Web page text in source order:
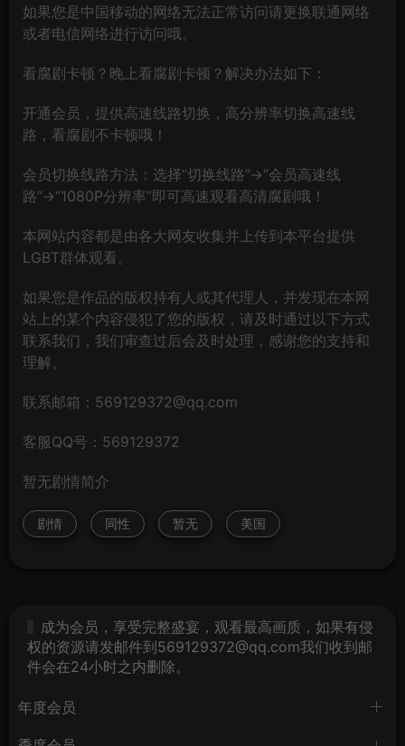
如果您是中国移动的网络无法正常访问请更换联通网络
或者电信网络进行访问哦。
看腐剧卡顿？晚上看腐剧卡顿？解决办法如下：
开通会员，提供高速线路切换，高分辨率切换高速线
路，看腐剧不卡顿哦！
会员切换线路方法：选择“切换线路”→“会员高速线
路”→“1080P分辨率”即可高速观看高清腐剧哦！
本网站内容都是由各大网友收集并上传到本平台提供
LGBT群体观看。
如果您是作品的版权持有人或其代理人，并发现在本网
站上的某个内容侵犯了您的版权，请及时通过以下方式
联系我们，我们审查过后会及时处理，感谢您的支持和
理解。
联系邮箱：569129372@qq.com
客服QQ号：569129372
暂无剧情简介
剧情 同性 暂无 美国
成为会员，享受完整盛宴，观看最高画质，如果有侵
权的资源请发邮件到569129372@qq.com我们收到邮
件会在24小时之内删除。
年度会员